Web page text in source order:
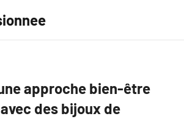
approche bien-être
des bijoux de